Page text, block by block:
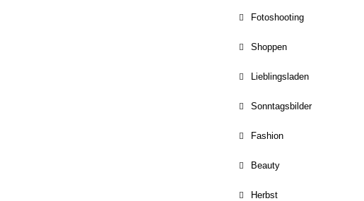
Fotoshooting
Shoppen
Lieblingsladen
Sonntagsbilder
Fashion
Beauty
Herbst